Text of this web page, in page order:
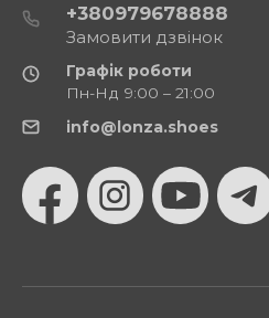
+380979678888
Замовити дзвінок
Графік роботи
Пн-Нд 9:00 – 21:00
info@lonza.shoes